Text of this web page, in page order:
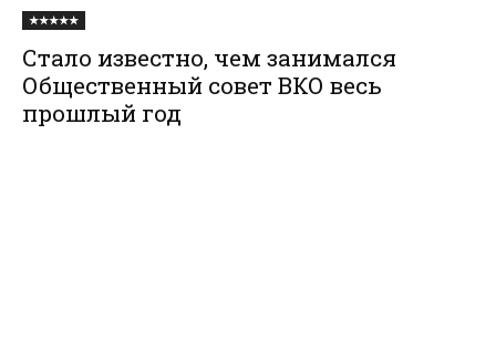
★★★★★
Стало известно, чем занимался
Общественный совет ВКО весь
прошлый год